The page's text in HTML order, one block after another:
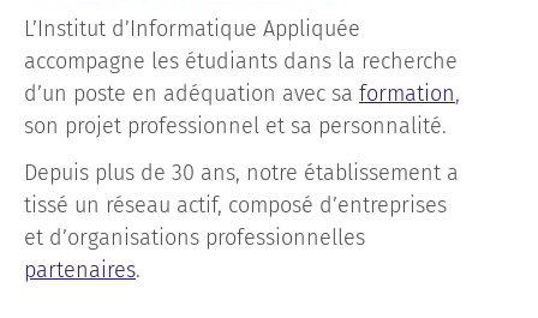
L’Institut d’Informatique Appliquée
accompagne les étudiants dans la recherche
d’un poste en adéquation avec sa formation,
son projet professionnel et sa personnalité.
Depuis plus de 30 ans, notre établissement a
tissé un réseau actif, composé d’entreprises
et d’organisations professionnelles
partenaires.